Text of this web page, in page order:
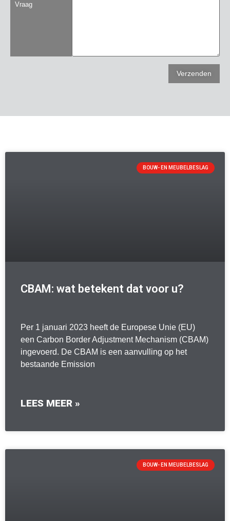
Vraag
BOUW- EN MEUBELBESLAG
CBAM: wat betekent dat voor u?
Per 1 januari 2023 heeft de Europese Unie (EU)
een Carbon Border Adjustment Mechanism (CBAM)
ingevoerd. De CBAM is een aanvulling op het
bestaande Emission
LEES MEER »
BOUW- EN MEUBELBESLAG